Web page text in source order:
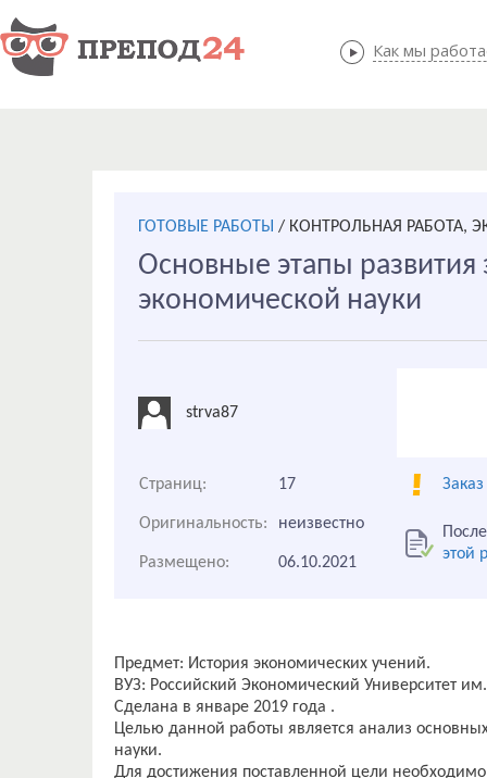
Как мы
Как мы
ГОТОВЫЕ РАБОТЫ / КОНТРОЛЬНАЯ РАБОТА,
Основные этапы
экономической науки
strva87
Страниц: 17
Оригинальность: неизвестно
этой
Размещено: 06.10.2021
Предмет: История экономических учений.
ВУЗ: Российский Экономический Университет
Сделана в январе 2019 года .
Целью данной работы является анализ
науки.
Для достижения поставленной цели